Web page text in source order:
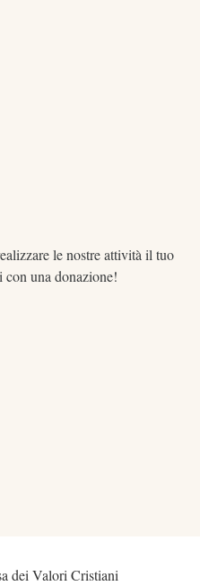
le nostre attività il tuo
una donazione!
dei Valori Cristiani